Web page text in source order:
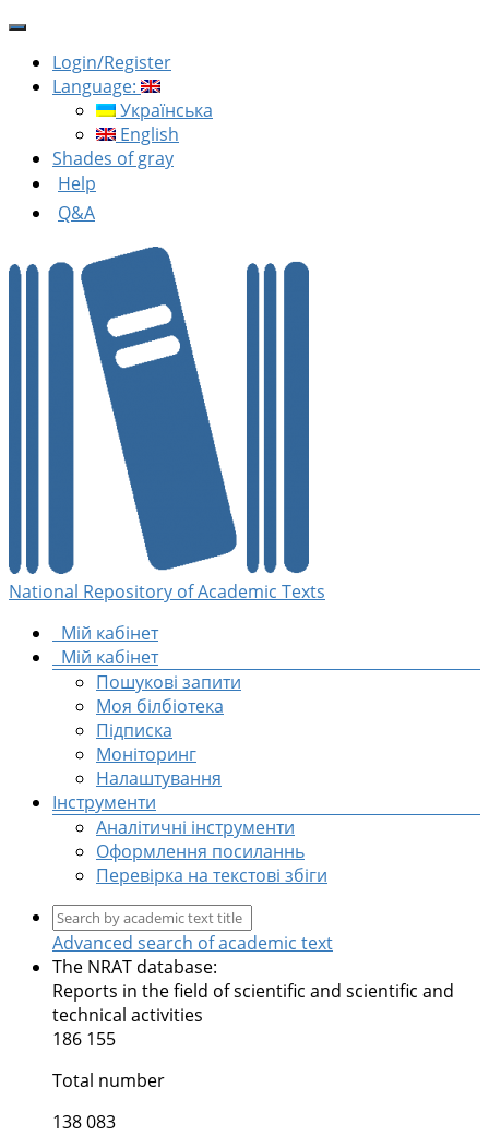
Login/Register
Language:
Українська
English
Shades of gray
Help
Q&A
National Repository of Academic Texts
Мій кабінет
Мій кабінет
Пошукові запити
Моя білбіотека
Підписка
Моніторинг
Налаштування
Інструменти
Аналітичні інструменти
Оформлення посиланнь
Перевірка на текстові збіги
Advanced search of academic text
The NRAT database:
Reports in the field of scientific and scientific and
technical activities
186 155
Total number
138 083